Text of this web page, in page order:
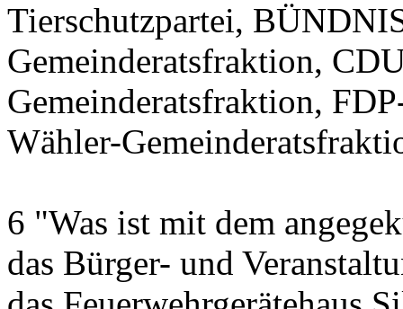
Tierschutzpartei,
Gemeinderatsfraktion,
Gemeinderatsfraktion,
Wähler-
6 "Was ist mit dem
das Bürger- und